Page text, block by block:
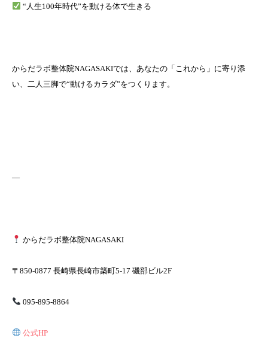
“人生100年時代”を動ける体で生きる
からだラボ整体院NAGASAKIでは、あなたの「これから」に寄り添
い、二人三脚で“動けるカラダ”をつくります。
—
からだラボ整体院NAGASAKI
〒850-0877 長崎県長崎市築町5-17 磯部ビル2F
095-895-8864
公式HP